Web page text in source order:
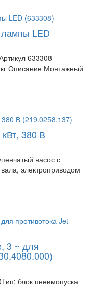
LED
633308
Описание Монтажный
380 В
насос с
электроприводом
3 ~ для
блок пневмопуска